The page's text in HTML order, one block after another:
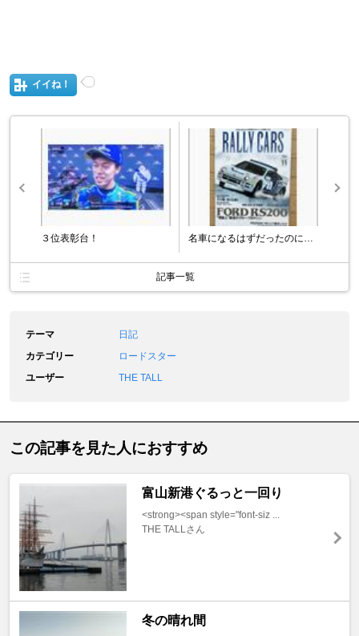
イイね！
３位表彰台！ 名車になるはずだったのに…
記事一覧
テーマ
日記
カテゴリー
ロードスター
ユーザー
THE TALL
この記事を見た人におすすめ
富山新港ぐるっと一回り
<strong><span style="font-siz ...
THE TALLさん
冬の晴れ間